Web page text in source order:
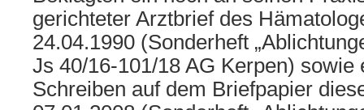
gerichteter Arztbrief des
24.04.1990 (Sonderheft
Js 40/16-101/18 AG Kerpen) sowie
Schreiben auf dem Briefpapier